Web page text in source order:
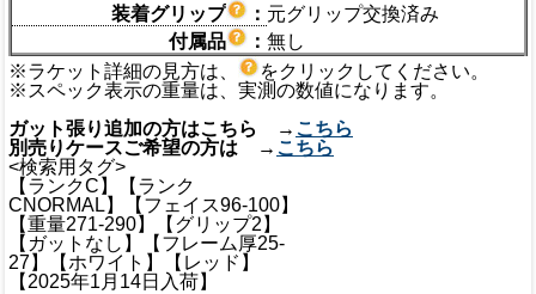
装着グリップ
： 元グリップ交換済み
付属品
： 無し
※ラケット詳細の見方は、
をクリックしてください。
※スペック表示の重量は、実測の数値になります。
ガット張り追加の方はこちら → こちら
別売りケースご希望の方は → こちら
<検索用タグ>
【ランクC】【ランク
CNORMAL】【フェイス96-100】
【重量271-290】【グリップ2】
【ガットなし】【フレーム厚25-
27】【ホワイト】【レッド】
【2025年1月14日入荷】